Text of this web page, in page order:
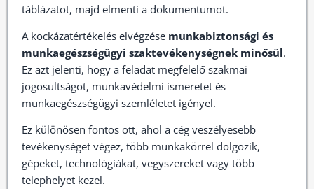
táblázatot, majd elmenti a dokumentumot.
A kockázatértékelés elvégzése munkabiztonsági és
munkaegészségügyi szaktevékenységnek minősül.
Ez azt jelenti, hogy a feladat megfelelő szakmai
jogosultságot, munkavédelmi ismeretet és
munkaegészségügyi szemléletet igényel.
Ez különösen fontos ott, ahol a cég veszélyesebb
tevékenységet végez, több munkakörrel dolgozik,
gépeket, technológiákat, vegyszereket vagy több
telephelyet kezel.